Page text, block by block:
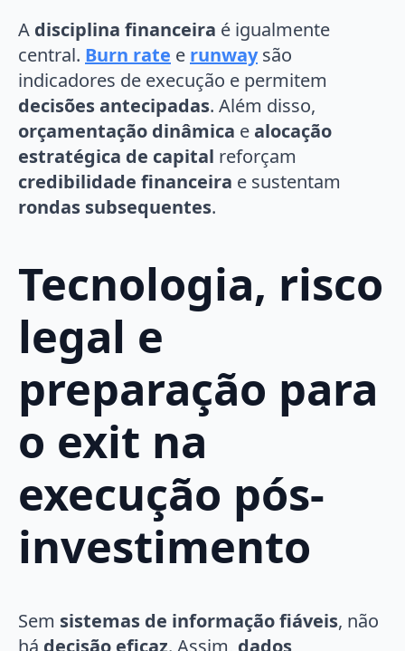
A disciplina financeira é igualmente
central. Burn rate e runwaysão
indicadores de execução e permitem
decisões antecipadas. Além disso,
orçamentação dinâmica ealocação
estratégica de capital reforçam
credibilidade financeira e sustentam
rondas subsequentes.
Tecnologia, risco
legal e
preparação para
o exit na
execução pós-
investimento
Sem sistemas de informação fiáveis, não
há decisão eficaz. Assim, dados